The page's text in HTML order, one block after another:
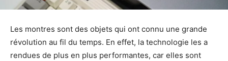
Les montres sont des objets qui ont connu une grande
révolution au fil du temps. En effet, la technologie les a
rendues de plus en plus performantes, car elles sont